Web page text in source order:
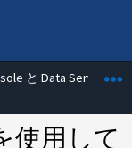
たたむ
と Data Services
使用して